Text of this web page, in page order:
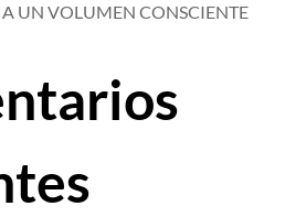
UN VOLUMEN CONSCIENTE